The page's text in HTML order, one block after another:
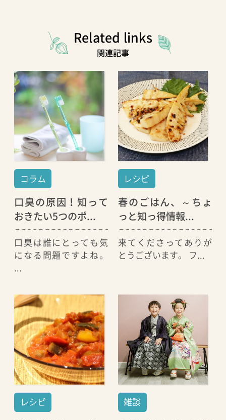
Related links
関連記事
コラム
口臭の原因！知って
おきたい5つのポ...
口臭は誰にとっても気
になる問題ですよね。
レシピ
春のごはん、～ちょ
っと知っ得情報...
来てくださってありが
とうございます。 フ...
レシピ 雑談